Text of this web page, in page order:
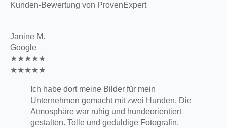
Kunden-Bewertung von ProvenExpert
Janine M.
Google
★★★★★
★★★★★
Ich habe dort meine Bilder für mein
Unternehmen gemacht mit zwei Hunden. Die
Atmosphäre war ruhig und hundeorientiert
gestalten. Tolle und geduldige Fotografin,